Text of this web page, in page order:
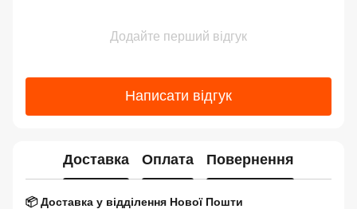
Додайте перший відгук
Написати відгук
Доставка Оплата Повернення
📦 Доставка у відділення Нової Пошти